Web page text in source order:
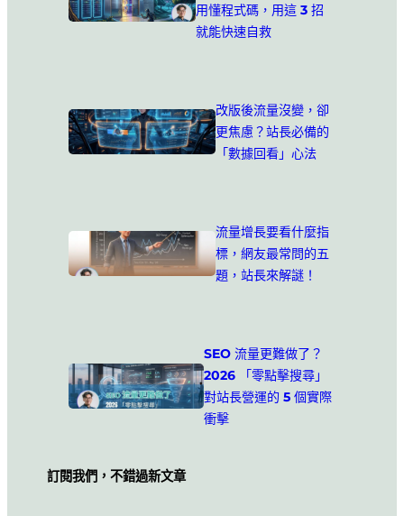
用懂程式碼，用這 3 招
就能快速自救
改版後流量沒變，卻
更焦慮？站長必備的
「數據回看」心法
流量增長要看什麼指
標，網友最常問的五
題，站長來解謎！
SEO 流量更難做了？
2026 「零點擊搜尋」
對站長營運的 5 個實際
衝擊
訂閱我們，不錯過新文章